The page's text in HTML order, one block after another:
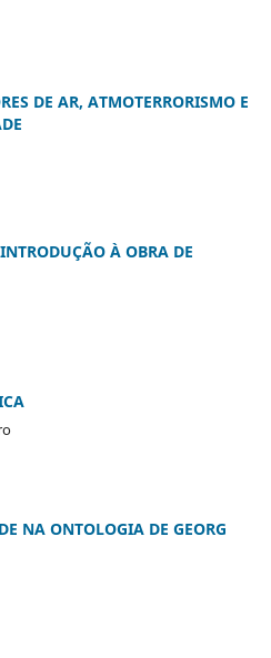
DE AR, ATMOTERRORISMO E
À OBRA DE
NA ONTOLOGIA DE GEORG